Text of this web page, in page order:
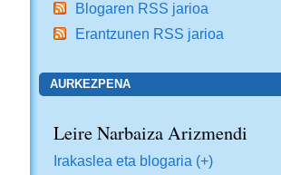
Blogaren RSS jarioa
Erantzunen RSS jarioa
AURKEZPENA
Leire Narbaiza Arizmendi
Irakaslea eta blogaria (+)